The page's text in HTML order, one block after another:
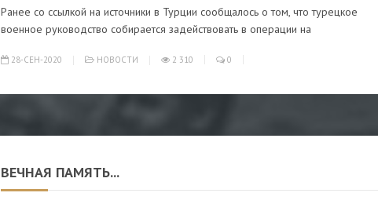
Ранее со ссылкой на источники в Турции сообщалось о том, что турецкое
военное руководство собирается задействовать в операции на
28-СЕН-2020 НОВОСТИ 2 310 0
ВЕЧНАЯ ПАМЯТЬ...